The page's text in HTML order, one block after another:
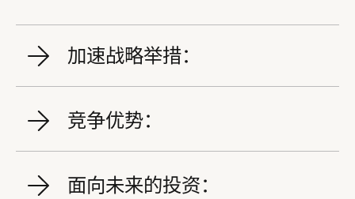
加速战略举措：
竞争优势：
面向未来的投资：